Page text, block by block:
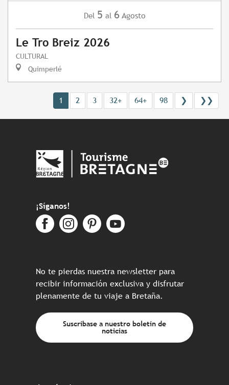
Del 5 al 6 Agosto
Le Tro Breiz 2026
CULTURAL
Quimperlé
1 2 3 32+ 64+ 98 ❯ ❯❯
¡Síganos!
No te pierdas nuestra newsletter para
recibir información exclusiva y disfrutar
plenamente de tu viaje a Bretaña.
Suscríbase a nuestro boletín de
noticias